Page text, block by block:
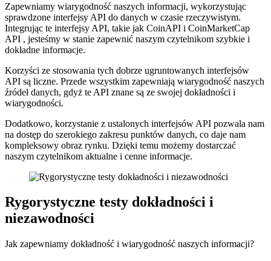
Zapewniamy wiarygodność naszych informacji, wykorzystując
sprawdzone interfejsy API do danych w czasie rzeczywistym.
Integrując te interfejsy API, takie jak CoinAPI i CoinMarketCap
API , jesteśmy w stanie zapewnić naszym czytelnikom szybkie i
dokładne informacje.
Korzyści ze stosowania tych dobrze ugruntowanych interfejsów
API są liczne. Przede wszystkim zapewniają wiarygodność naszych
źródeł danych, gdyż te API znane są ze swojej dokładności i
wiarygodności.
Dodatkowo, korzystanie z ustalonych interfejsów API pozwala nam
na dostęp do szerokiego zakresu punktów danych, co daje nam
kompleksowy obraz rynku. Dzięki temu możemy dostarczać
naszym czytelnikom aktualne i cenne informacje.
Rygorystyczne testy dokładności i
niezawodności
Jak zapewniamy dokładność i wiarygodność naszych informacji?